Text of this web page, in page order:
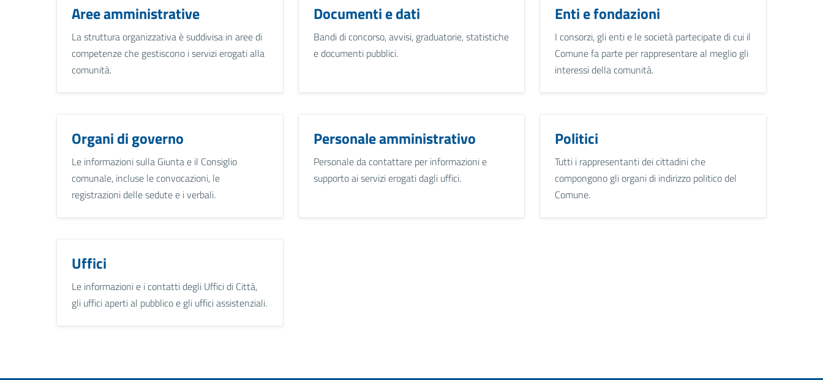
Aree amministrative
La struttura organizzativa è suddivisa in aree di
competenze che gestiscono i servizi erogati alla
comunità.
Documenti e dati
Bandi di concorso, avvisi, graduatorie, statistiche
e documenti pubblici.
Enti e fondazioni
I consorzi, gli enti e le società partecipate di cui il
Comune fa parte per rappresentare al meglio gli
interessi della comunità.
Organi di governo
Le informazioni sulla Giunta e il Consiglio
comunale, incluse le convocazioni, le
registrazioni delle sedute e i verbali.
Personale amministrativo
Personale da contattare per informazioni e
supporto ai servizi erogati dagli uffici.
Politici
Tutti i rappresentanti dei cittadini che
compongono gli organi di indirizzo politico del
Comune.
Uffici
Le informazioni e i contatti degli Uffici di Città,
gli uffici aperti al pubblico e gli uffici assistenziali.